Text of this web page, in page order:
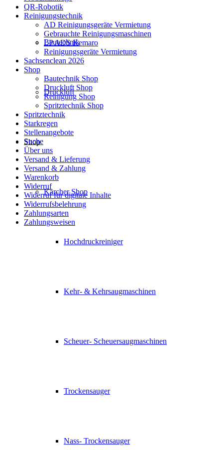
Bautechnik
Druckluft
Shop
Kärcher Shop
Hochdruckreiniger
Kehr- & Kehrsaugmaschinen
Scheuer- Scheuersaugmaschinen
Trockensauger
Nass- Trockensauger
QR-Robotik
Reinigungstechnik
AD Reinigungsgeräte Vermietung
Gebrauchte Reinigungsmaschinen
LP ADS Kemaro
Reinigungsgeräte Vermietung
Sachsenclean 2026
Shop
Bautechnik Shop
Druckluft Shop
Reinigung Shop
Spritztechnik Shop
Spritztechnik
Starkregen
Stellenangebote
Suche
Über uns
Versand & Lieferung
Versand & Zahlung
Warenkorb
Widerruf
Widerruf für digitale Inhalte
Widerrufsbelehrung
Zahlungsarten
Zahlungsweisen